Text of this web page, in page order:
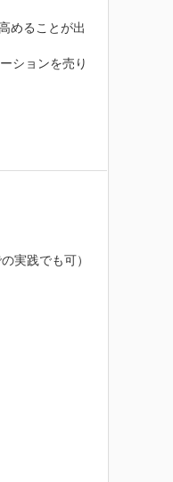
めることが出
ションを売り
実践でも可）